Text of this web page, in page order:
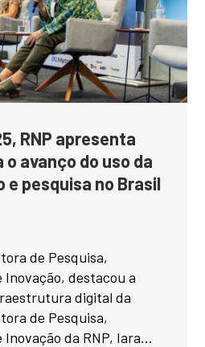
RNP apresenta
avanço do uso da
e pesquisa no Brasil
de Pesquisa,
Inovação, destacou a
digital da
de Pesquisa,
da RNP, Iara...